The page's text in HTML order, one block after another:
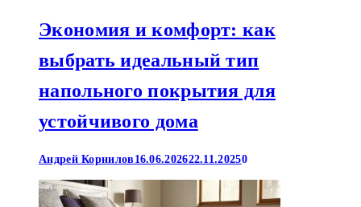
Экономия и комфорт: как
выбрать идеальный тип
напольного покрытия для
устойчивого дома
Андрей Корнилов 16.06.202622.11.20250